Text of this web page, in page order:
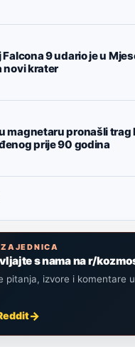
9 udario je u
novi krater
magnetaru pronašli trag
prije 90 godina
s nama na r/
pitanja, izvore i komentare